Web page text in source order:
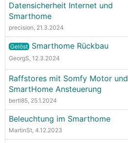
Datensicherheit Internet und
Smarthome
precision, 21.3.2024
Gelöst Smarthome Rückbau
GeorgS, 12.3.2024
Raffstores mit Somfy Motor und
SmartHome Ansteuerung
bertl85, 25.1.2024
Beleuchtung im Smarthome
MartinSt, 4.12.2023